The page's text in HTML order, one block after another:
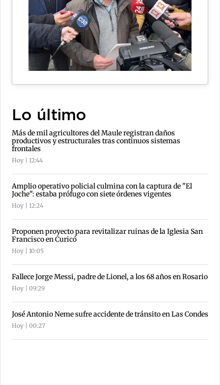
Lo último
Más de mil agricultores del Maule registran daños
productivos y estructurales tras continuos sistemas
frontales
Hoy | 12:44
Amplio operativo policial culmina con la captura de "El
Joche": estaba prófugo con siete órdenes vigentes
Hoy | 12:24
Proponen proyecto para revitalizar ruinas de la Iglesia San
Francisco en Curicó
Hoy | 10:05
Fallece Jorge Messi, padre de Lionel, a los 68 años en Rosario
Hoy | 09:29
José Antonio Neme sufre accidente de tránsito en Las Condes
Hoy | 00:27